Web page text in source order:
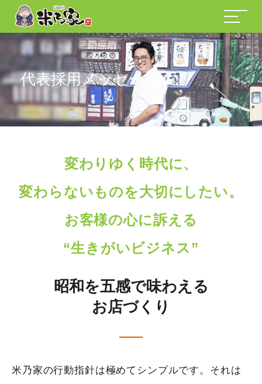
代表採用メッセージ
変わりゆく時代に、
変わらないものを大切にしたい。
お客様の心に訴える
“生きがいビジネス”
昭和を五感で味わえる
お店づくり
米乃家の行動指針は極めてシンプルです。それは